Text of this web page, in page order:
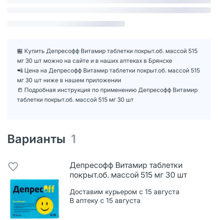
🏪 Купить Депресофф Витамир таблетки покрыт.об. массой 515
мг 30 шт можно на сайте и в наших аптеках в Брянске
📲 Цена на Депресофф Витамир таблетки покрыт.об. массой 515
мг 30 шт ниже в нашем приложении
📒 Подробная инструкция по применению Депресофф Витамир
таблетки покрыт.об. массой 515 мг 30 шт
Варианты 1
Депресофф Витамир таблетки
покрыт.об. массой 515 мг 30 шт
Доставим курьером с 15 августа
В аптеку с 15 августа